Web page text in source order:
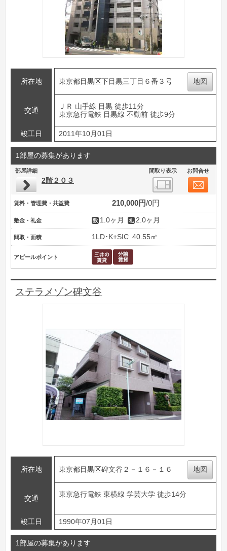
所在地 東京都目黒区下目黒三丁目６番３号 地図
交通
ＪＲ 山手線 目黒 徒歩11分
東京急行電鉄 目黒線 不動前 徒歩9分
竣工日 2011年10月01日
1部屋の募集があります
部屋詳細 間取り表示 お問合せ
2階２０３
賃料・管理費・共益費 210,000円 0円
敷金・礼金 1.0ヶ月 2.0ヶ月
間取・面積 1LD･K+SIC 40.55㎡
アピールポイント
ステラメゾン碑文谷
所在地 東京都目黒区碑文谷２－１６－１６ 地図
交通
東京急行電鉄 東横線 学芸大学 徒歩14分
竣工日 1990年07月01日
1部屋の募集があります